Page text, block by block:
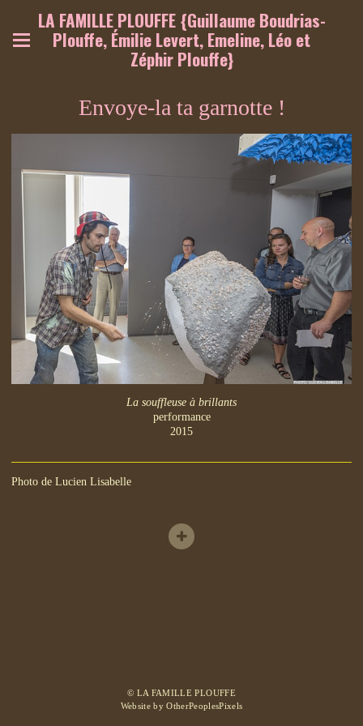
LA FAMILLE PLOUFFE {Guillaume Boudrias-
Plouffe, Émilie Levert, Emeline, Léo et
Zéphir Plouffe}
Envoye-la ta garnotte !
La souffleuse à brillants
performance
2015
Photo de Lucien Lisabelle
© LA FAMILLE PLOUFFE
Website by OtherPeoplesPixels